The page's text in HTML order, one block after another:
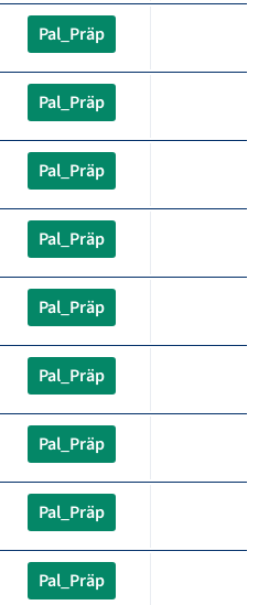
Pal_Präp
Pal_Präp
Pal_Präp
Pal_Präp
Pal_Präp
Pal_Präp
Pal_Präp
Pal_Präp
Pal_Präp